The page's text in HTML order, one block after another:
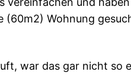
Wohnung
war das gar nicht so